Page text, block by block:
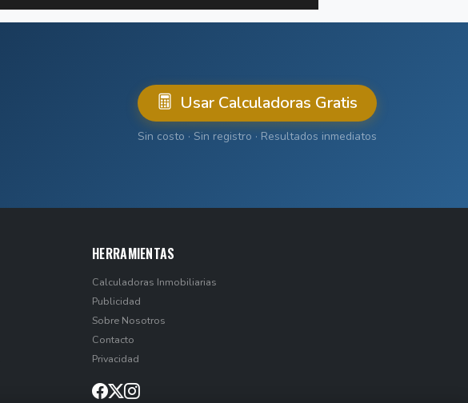
Usar Calculadoras Gratis
Sin costo · Sin registro · Resultados inmediatos
HERRAMIENTAS
Calculadoras Inmobiliarias
Publicidad
Sobre Nosotros
Contacto
Privacidad